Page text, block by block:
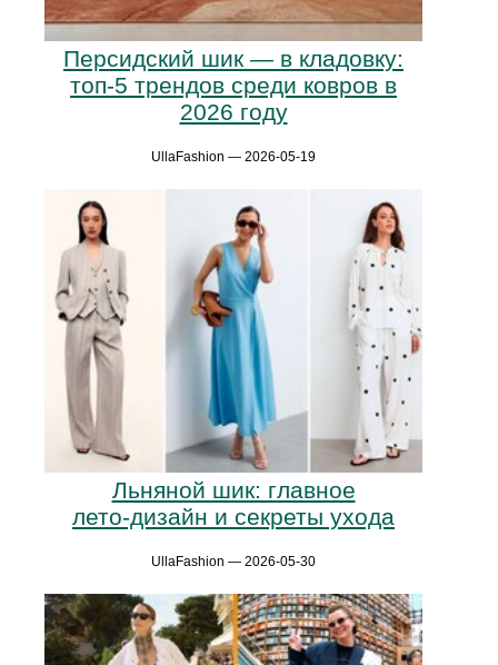
Персидский шик — в кладовку:
топ-5 трендов среди ковров в
2026 году
UllaFashion — 2026-05-19
Льняной шик: главное
лето‑дизайн и секреты ухода
UllaFashion — 2026-05-30